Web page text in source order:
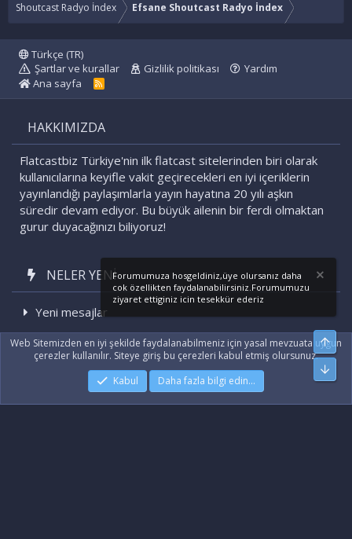
Shoutcast Radyo İndex Efsane Shoutcast Radyo İndex
Türkçe (TR)
Şartlar ve kurallar
Gizlilik politikası
Yardım
Ana sayfa
R
HAKKIMIZDA
Flatcastbiz Türkiye'nin ilk flatcast sitelerinden biri olarak
kullanıcılarına keyifle vakit geçirecekleri en iyi içeriklerin
yayınlandığı paylaşımlarla yayın hayatına 20 yılı aşkın
süredir devam ediyor. Bu büyük ailenin bir ferdi olmaktan
gurur duyacağınızı biliyoruz!
NELER YENI
Yeni mesajlar
Son etkinlikler
© by ©XenTR Xenforo Theme© by ©XenTR
Forumumuza hosgeldiniz,üye olursanız daha
cok özellikten faydalanabilirsiniz.Forumumuzu
ziyaret ettiginiz icin tesekkür ederiz
Web Sitemizden en iyi şekilde faydalanabilmeniz için yasal mevzuata uygun
çerezler kullanılır. Siteye giriş bu çerezleri kabul etmiş olursunuz.
Kabul
Daha fazla bilgi edin…
Üst
Alt